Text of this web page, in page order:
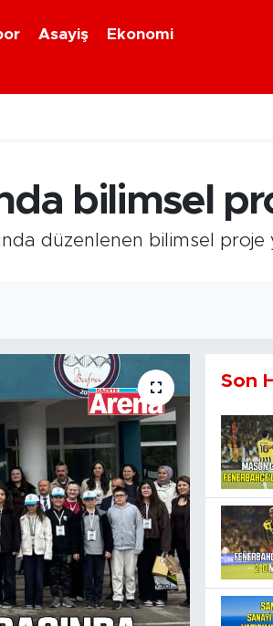
Asayiş
Ekonomi
Teklifi Komisyonda
bilimsel
düzenlenen bilimsel proje
Son